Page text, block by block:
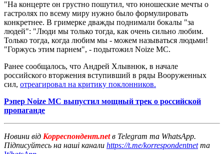
"На концерте он грустно пошутил, что юношеские мечты о
гастролях по всему миру нужно было формулировать
конкретнее. В гримерке дважды поднимали бокалы "за
людей": "Люди мы только тогда, как очень сильно любим.
Только тогда, когда любим мы - можем называться людьми!
"Горжусь этим парнем", - подытожил Noize MC.
Ранее сообщалось, что Андрей Хлывнюк, в начале
российского вторжения вступивший в ряды Вооруженных
сил, отреагировал на критику поклонников.
Рэпер Noize MC выпустил мощный трек о российской
пропаганде
Новини від Корреспондент.netв Telegram та WhatsApp.
Підписуйтесь на наші канали https://t.me/korrespondentnetта